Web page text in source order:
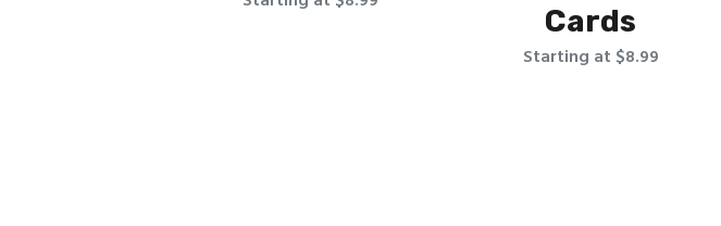
Cards
Starting at $8.99